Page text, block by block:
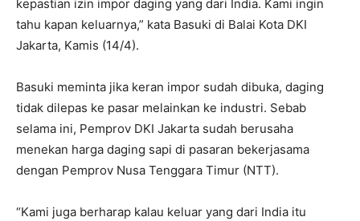
kepastian izin impor daging yang dari India. Kami ingin
tahu kapan keluarnya,” kata Basuki di Balai Kota DKI
Jakarta, Kamis (14/4).
Basuki meminta jika keran impor sudah dibuka, daging
tidak dilepas ke pasar melainkan ke industri. Sebab
selama ini, Pemprov DKI Jakarta sudah berusaha
menekan harga daging sapi di pasaran bekerjasama
dengan Pemprov Nusa Tenggara Timur (NTT).
“Kami juga berharap kalau keluar yang dari India itu